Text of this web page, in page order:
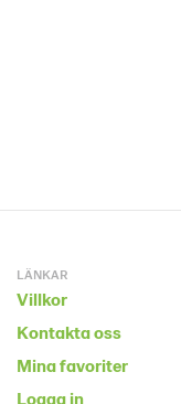
LÄNKAR
Villkor
Kontakta oss
Mina favoriter
Logga in